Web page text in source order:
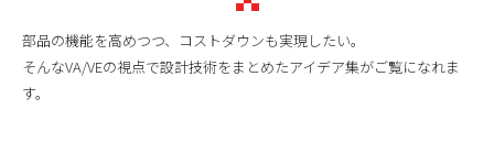
部品の機能を高めつつ、コストダウンも実現したい。
そんなVA/VEの視点で設計技術をまとめたアイデア集がご覧になれま
す。